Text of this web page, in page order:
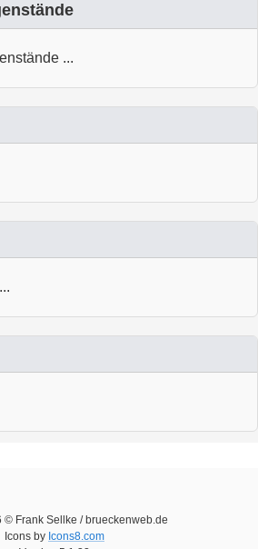
...
© Frank Sellke / brueckenweb.de
Icons by Icons8.com